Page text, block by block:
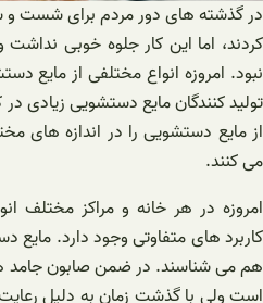
در گذشته های دور مردم برای شست
کردند، اما این کار جلوه خوبی نداشت
نبود. امروزه انواع مختلفی از مایع
تولید کنندگان مایع دستشویی زیادی
از مایع دستشویی را در اندازه های
می کنند.
امروزه در هر خانه و مراکز مختلف
کاربرد های متفاوتی وجود دارد. مایع
هم می شناسند. در ضمن صابون جامد
است ولی با گذشت زمان به دلیل